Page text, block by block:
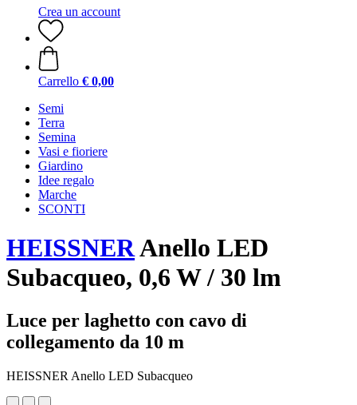
Crea un account
Carrello € 0,00
Semi
Terra
Semina
Vasi e fioriere
Giardino
Idee regalo
Marche
SCONTI
HEISSNERAnello LED
Subacqueo, 0,6 W / 30 lm
Luce per laghetto con cavo di
collegamento da 10 m
HEISSNER Anello LED Subacqueo